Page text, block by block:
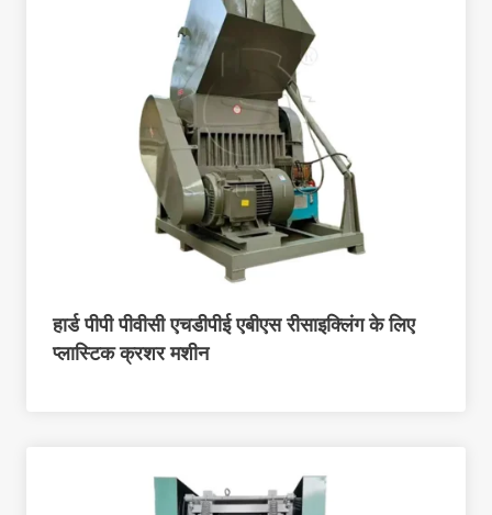
हार्ड पीपी पीवीसी एचडीपीई एबीएस रीसाइक्लिंग के लिए
प्लास्टिक क्रशर मशीन